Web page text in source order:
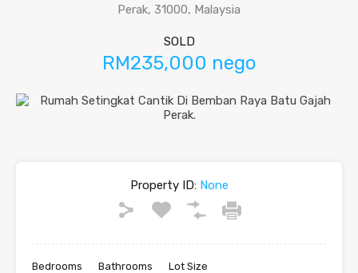
Perak, 31000, Malaysia
SOLD
RM235,000 nego
Property ID:None
Bedrooms Bathrooms Lot Size